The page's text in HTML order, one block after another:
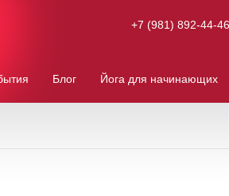
+7 (981) 892-44-46
Блог Йога для начинающих